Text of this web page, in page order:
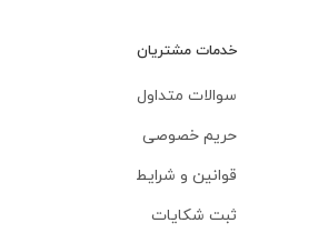
خدمات مشتریان
سوالات متداول
حریم خصوصی
قوانین و شرایط
ثبت شکایات